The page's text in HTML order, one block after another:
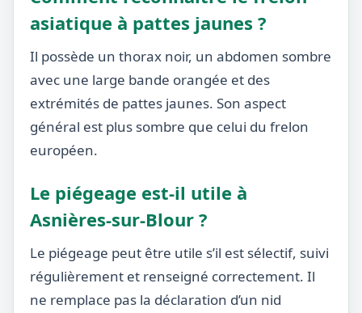
asiatique à pattes jaunes ?
Il possède un thorax noir, un abdomen sombre
avec une large bande orangée et des
extrémités de pattes jaunes. Son aspect
général est plus sombre que celui du frelon
européen.
Le piégeage est-il utile à
Asnières-sur-Blour ?
Le piégeage peut être utile s’il est sélectif, suivi
régulièrement et renseigné correctement. Il
ne remplace pas la déclaration d’un nid